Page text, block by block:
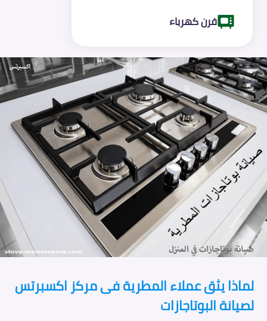
فرن كهرباء
لماذا يثق عملاء المطرية فى مركز اكسبرتس
لصيانة البوتاجازات